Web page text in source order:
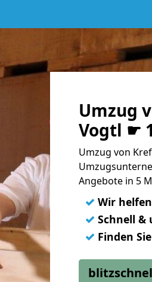
Umzug
Vogtl ☛
Umzug von
Angebote in 5
✓ Wir
✓ Schnell &
✓ Finden